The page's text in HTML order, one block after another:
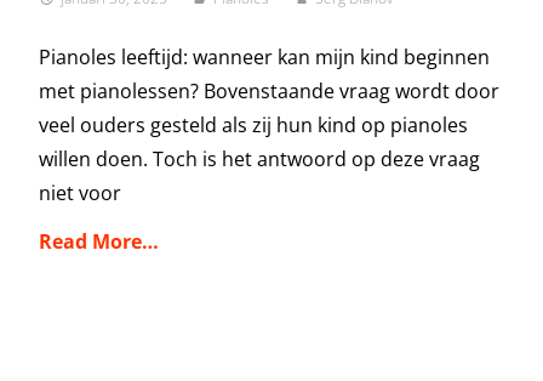
Pianoles leeftijd: wanneer kan mijn kind beginnen
met pianolessen? Bovenstaande vraag wordt door
veel ouders gesteld als zij hun kind op pianoles
willen doen. Toch is het antwoord op deze vraag
niet voor
Read More…